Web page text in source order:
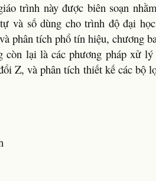
trình này được biên soạn
và số dùng cho trình độ đại
phân tích phổ tín hiệu, chương
lại là các phương pháp xử
Z, và phân tích thiết kế các bộ